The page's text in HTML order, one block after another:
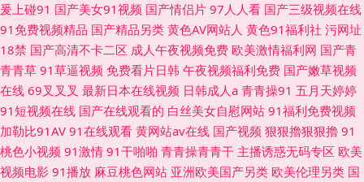
爰上碰91 国产美女91视频 国产情侣片 97人人看 国产三级视频在线
91免费视频精品 国产精品另类 黄色AV网站人 黄色91福利社 污网址
18禁 国产高清不卡二区 成人午夜视频免费 欧美激情福利网 国产青
青青草 91草逼视频 免费看片日韩 午夜视频福利免费 国产嫩草视频
在线 69叉叉叉 最新日本在线视频 日韩成人a 青青操91 五月天婷婷
91短视频在线 国产在线观看的 白丝美女自慰网站 91福利免费视频
加勒比91AV 91在线观看 黄网站av在线 国产视频 狠狠擼狠狠擼 91
桃色小视频 91激情 91干啪啪 青青操青青干 主播诱惑无码专区 欧美
视频电影 91播放 麻豆桃色网站 亚洲欧美国产另类 欧美伦理另类 国